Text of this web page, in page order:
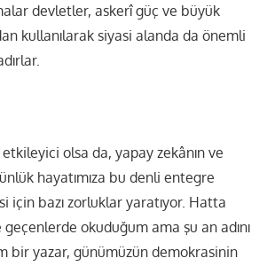
devletler, askerî güç ve büyük
kullanılarak siyasi alanda da önemli
olsa da, yapay zekânın ve
hayatımıza bu denli entegre
için bazı zorluklar yaratıyor. Hatta
okuduğum ama şu an adını
bir yazar, günümüzün demokrasinin